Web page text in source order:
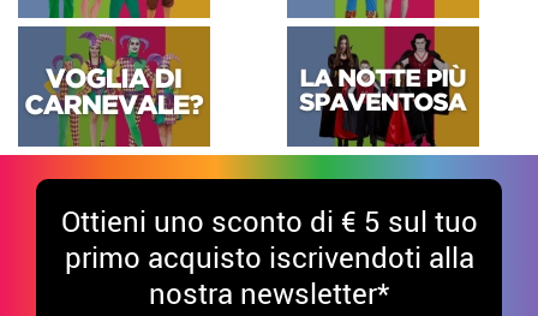
Ottieni uno sconto di € 5 sul tuo
primo acquisto iscrivendoti alla
nostra newsletter*